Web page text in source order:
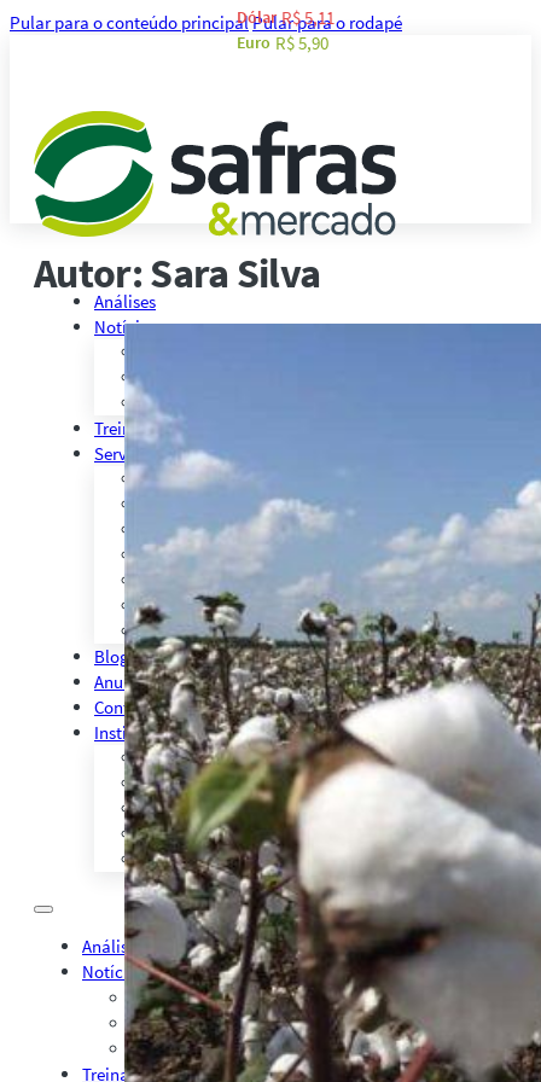
Pular para o conteúdo principalPular para o rodapé
Análises
Notícias
Agenda
Treinamentos
Serviços
Consultoria
Plataforma Safras
Safras API Data Feed
CMA Series 4 Agrícola by Safras
Palestras, Cursos e Treinamentos
Pesquisas e Estudos Técnicos
Safras Agro Tour
Blog
Anuncie
Contato
Institucional
Quem Somos
Política de Qualidade
Presença Internacional
Contratos
Política Privacidade
Análises
Notícias
Notícias Agronegócio
Notícias Financeiras
Agenda
Treinamentos
Dólar R$ 5,11
Euro R$ 5,90
Autor:Sara Silva